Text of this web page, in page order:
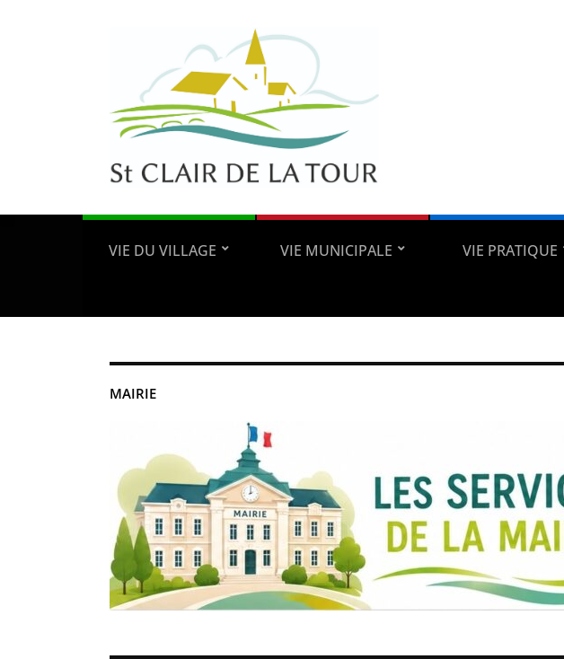
VIE DU VILLAGE VIE MUNICIPALE VIE PRATIQUE
MAIRIE